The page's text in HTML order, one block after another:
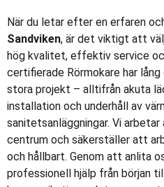
När du letar efter en erfaren
Sandviken, är det viktigt att
hög kvalitet, effektiv service
certifierade Rörmokare har
stora projekt – alltifrån akuta
installation och underhåll av
sanitetsanläggningar. Vi
centrum och säkerställer att
och hållbart. Genom att anlita
professionell hjälp från början